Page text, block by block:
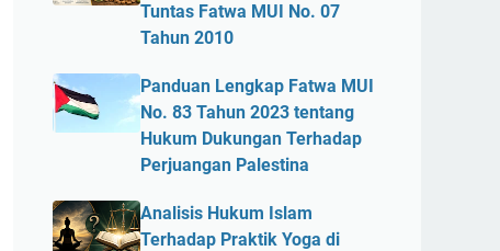
Tuntas Fatwa MUI No. 07
Tahun 2010
Panduan Lengkap Fatwa MUI
No. 83 Tahun 2023 tentang
Hukum Dukungan Terhadap
Perjuangan Palestina
Analisis Hukum Islam
Terhadap Praktik Yoga di